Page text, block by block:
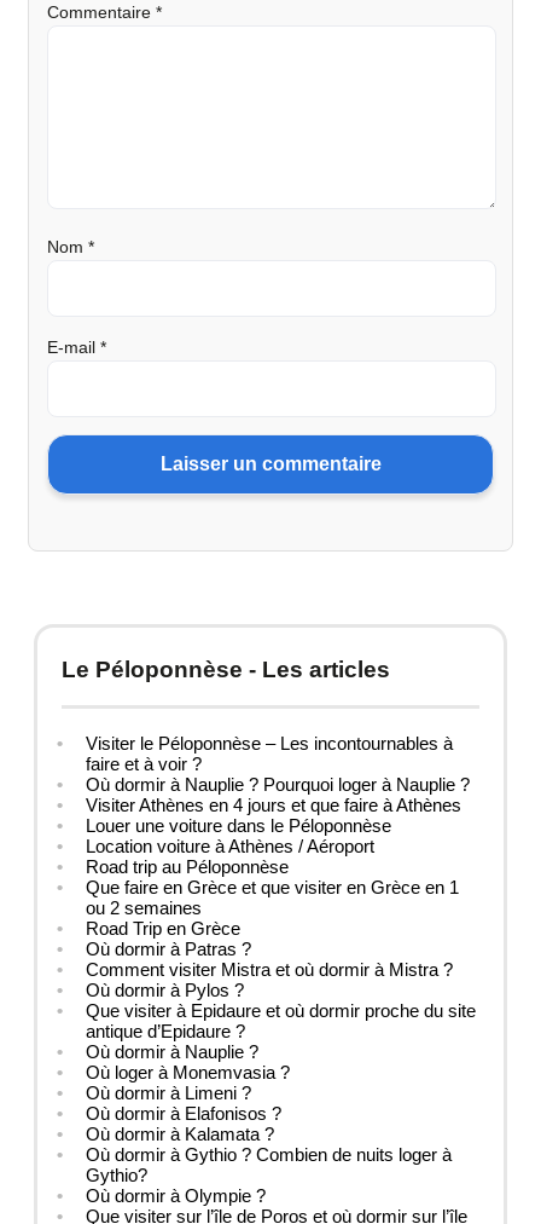
Commentaire *
Nom *
E-mail *
Le Péloponnèse - Les articles
Visiter le Péloponnèse – Les incontournables à
faire et à voir ?
Où dormir à Nauplie ? Pourquoi loger à Nauplie ?
Visiter Athènes en 4 jours et que faire à Athènes
Louer une voiture dans le Péloponnèse
Location voiture à Athènes / Aéroport
Road trip au Péloponnèse
Que faire en Grèce et que visiter en Grèce en 1
ou 2 semaines
Road Trip en Grèce
Où dormir à Patras ?
Comment visiter Mistra et où dormir à Mistra ?
Où dormir à Pylos ?
Que visiter à Epidaure et où dormir proche du site
antique d’Epidaure ?
Où dormir à Nauplie ?
Où loger à Monemvasia ?
Où dormir à Limeni ?
Où dormir à Elafonisos ?
Où dormir à Kalamata ?
Où dormir à Gythio ? Combien de nuits loger à
Gythio?
Où dormir à Olympie ?
Que visiter sur l’île de Poros et où dormir sur l’île